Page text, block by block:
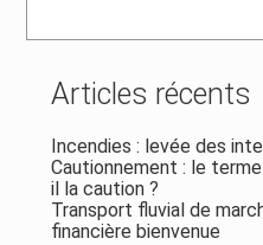
Articles récents
Incendies : levée des
Cautionnement : le
il la caution ?
Transport fluvial de
financière bienvenue